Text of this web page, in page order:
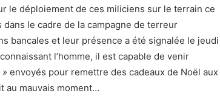
le déploiement de ces miliciens sur le terrain ce
le cadre de la campagne de terreur
bancales et leur présence a été signalée le jeudi
l’homme, il est capable de venir
envoyés pour remettre des cadeaux de Noël aux
au mauvais moment…